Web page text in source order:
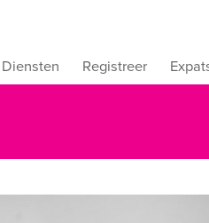
Diensten Registreer